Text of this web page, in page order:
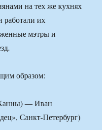
на тех же кухнях
работали их
мэтры и
образом:
Канны) — Иван
Санкт-Петербург)